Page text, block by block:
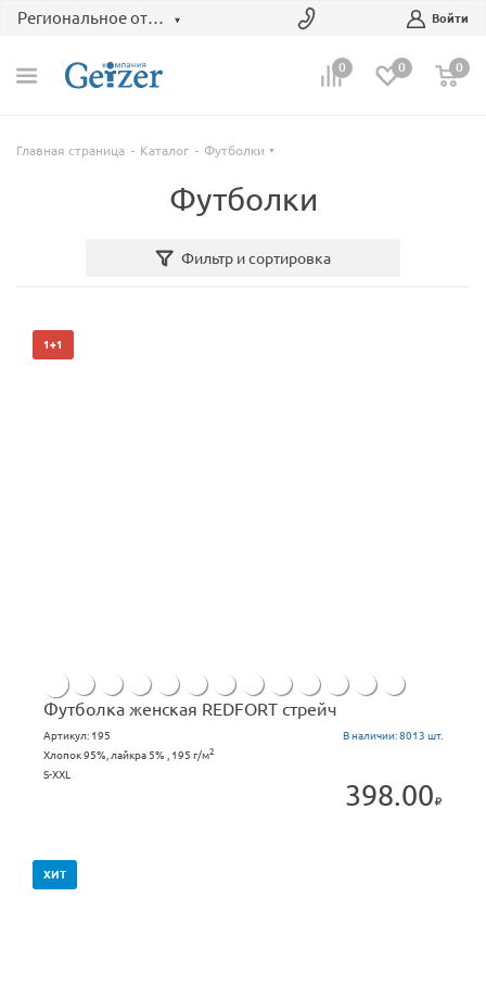
Региональное отделение Войти
0 0 0
Главная страница Каталог Футболки
Футболки
Фильтр и сортировка
1+1
Футболка женская REDFORT стрейч
Артикул: 195 В наличии:8013 шт.
Хлопок 95%, лайкра 5% , 195 г/м2
S-XXL
398.00
ХИТ